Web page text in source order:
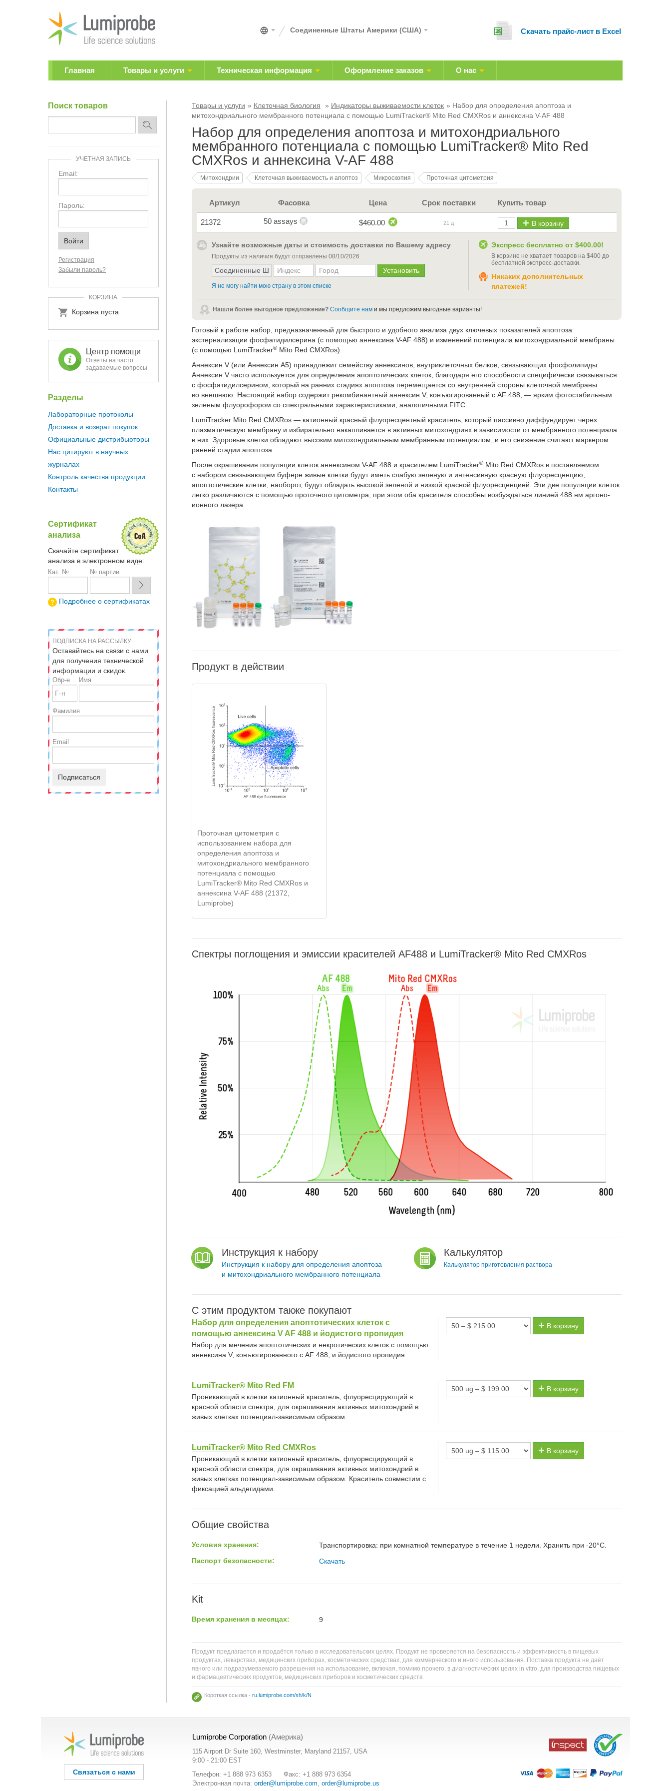
Cкачать прайс-лист в Excel
Соединенные Штаты Америки (США)
Главная Товары и услуги Техническая информация Оформление заказов О нас
Товары и услуги Клеточная биология Индикаторы выживаемости клеток
Набор для определения апоптоза и
митохондриального мембранного потенциала с помощью LumiTracker® Mito Red CMXRos и аннексина V-AF 488
Набор для определения апоптоза и митохондриального
мембранного потенциала с помощью LumiTracker® Mito Red
CMXRos и аннексина V-AF 488
Митохондрии Клеточная выживаемость и апоптоз Микроскопия Проточная цитометрия
Артикул Фасовка Цена Срок поставки Купить товар
21372 50 assays $460.00 21 д В корзину
Узнайте возможные даты и стоимость доставки по Вашему адресу
Продукты из наличия будут отправлены 08/10/2026
Я не могу найти мою страну в этом списке
Экспресс бесплатно от $400.00!
В корзине не хватает товаров на $400до
бесплатной экспресс-доставки.
Никаких дополнительных
платежей!
Нашли более выгодное предложение? Сообщите нам и мы предложим выгодные варианты!
Готовый к работе набор, предназначенный для быстрого и удобного анализа двух ключевых показателей апоптоза:
экстернализации фосфатидилсерина (с помощью аннексина V-AF 488) и изменений потенциала митохондриальной мембраны
(с помощью LumiTracker®Mito Red CMXRos).
Аннексин V (или Аннексин A5) принадлежит семейству аннексинов, внутриклеточных белков, связывающих фосфолипиды.
Аннексин V часто используется для определения апоптотических клеток, благодаря его способности специфически связываться
с фосфатидилсерином, который на ранних стадиях апоптоза перемещается со внутренней стороны клеточной мембраны
во внешнюю. Настоящий набор содержит рекомбинантный аннексин V, конъюгированный с AF 488, — ярким фотостабильным
зеленым флуорофором со спектральными характеристиками, аналогичными FITC.
LumiTracker Mito Red CMXRos — катионный красный флуоресцентный краситель, который пассивно диффундирует через
плазматическую мембрану и избирательно накапливается в активных митохондриях в зависимости от мембранного потенциала
в них. Здоровые клетки обладают высоким митохондриальным мембранным потенциалом, и его снижение считают маркером
ранней стадии апоптоза.
После окрашивания популяции клеток аннексином V-AF 488 и красителем LumiTracker®Mito Red CMXRos в поставляемом
с набором связывающем буфере живые клетки будут иметь слабую зеленую и интенсивную красную флуоресценцию;
апоптотические клетки, наоборот, будут обладать высокой зеленой и низкой красной флуоресценцией. Эти две популяции клеток
легко различаются с помощью проточного цитометра, при этом оба красителя способны возбуждаться линией 488 нм аргоно-
ионного лазера.
Продукт в действии
Проточная цитометрия с
использованием набора для
определения апоптоза и
митохондриального мембранного
потенциала с помощью
LumiTracker® Mito Red CMXRos и
аннексина V-AF 488 (21372,
Lumiprobe)
Спектры поглощения и эмиссии красителей AF488 и LumiTracker® Mito Red CMXRos
Инструкция к набору
Инструкция к набору для определения апоптоза
и митохондриального мембранного потенциала
Калькулятор
Калькулятор приготовления раствора
С этим продуктом также покупают
Набор для определения апоптотических клеток с
помощью аннексина V AF 488 и йодистого пропидия
Набор для мечения апоптотических и некротических клеток с помощью
аннексина V, конъюгированного с AF 488, и йодистого пропидия.
В корзину
LumiTracker® Mito Red FM
Проникающий в клетки катионный краситель, флуоресцирующий в
красной области спектра, для окрашивания активных митохондрий в
живых клетках потенциал-зависимым образом.
В корзину
LumiTracker® Mito Red CMXRos
Проникающий в клетки катионный краситель, флуоресцирующий в
красной области спектра, для окрашивания активных митохондрий в
живых клетках потенциал-зависимым образом. Краситель совместим с
фиксацией альдегидами.
В корзину
Общие свойства
Условия хранения:
Транспортировка: при комнатной температуре в течение 1 недели. Хранить при -20°С.
Паспорт безопасности:
Скачать
Kit
Время хранения в месяцах: 9
Продукт предлагается и продаётся только в исследовательских целях. Продукт не проверяется на безопасность и эффективность в пищевых
продуктах, лекарствах, медицинских приборах, косметических средствах, для коммерческого и иного использования. Поставка продукта не даёт
явного или подразумеваемого разрешения на использование, включая, помимо прочего, в диагностических целях in vitro, для производства пищевых
и фармацевтических продуктов, медицинских приборов и косметических средств.
Короткая ссылка - ru.lumiprobe.com/sh/k/N
Поиск товаров
УЧЕТНАЯ ЗАПИСЬ
Email:
Пароль:
Регистрация
Забыли пароль?
КОРЗИНА
Корзина пуста
Центр помощи
Ответы на часто
задаваемые вопросы
Разделы
Лабораторные протоколы
Доставка и возврат покупок
Официальные дистрибьюторы
Нас цитируют в научных
журналах
Контроль качества продукции
Контакты
Сертификат
анализа
Скачайте сертификат
анализа в электронном виде:
Кат. № № партии
Подробнее о сертификатах
ПОДПИСКА НА РАССЫЛКУ
Оставайтесь на связи с нами
для получения технической
информации и скидок.
Обр-е Имя
Фамилия
Email
Подписаться
Связаться с нами
Lumiprobe Corporation (Америка)
115 Airport Dr Suite 160, Westminster, Maryland 21157, USA
9:00 - 21:00 EST
Телефон: +1 888 973 6353
Факс: +1 888 973 6354
Электронная почта: order@lumiprobe.com, order@lumiprobe.us